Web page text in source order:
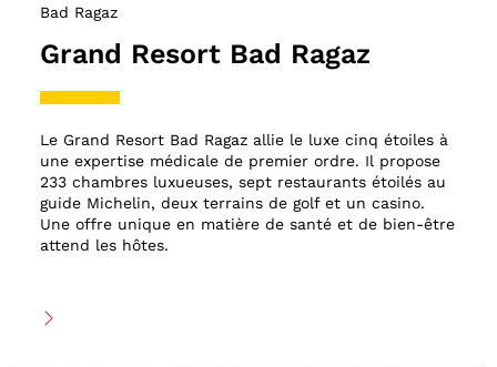
Bad Ragaz
Grand Resort Bad Ragaz
Le Grand Resort Bad Ragaz allie le luxe cinq étoiles à
une expertise médicale de premier ordre. Il propose
233 chambres luxueuses, sept restaurants étoilés au
guide Michelin, deux terrains de golf et un casino.
Une offre unique en matière de santé et de bien-être
attend les hôtes.